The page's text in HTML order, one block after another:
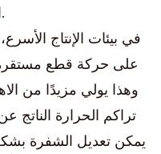
المتكرر.
في بيئات الإنتاج
على حركة قطع
وهذا يولي مزيدًا من
تراكم الحرارة الناتج
يمكن تعديل الشفرة